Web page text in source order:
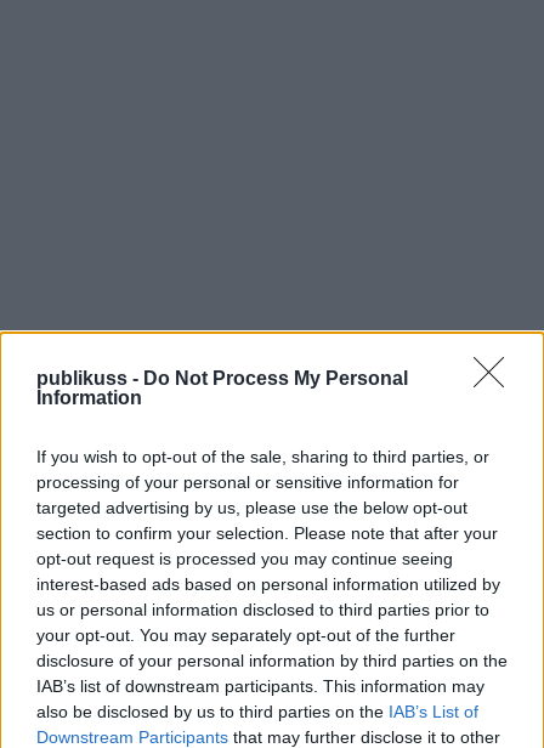
publikuss - Do Not Process My Personal
Information
If you wish to opt-out of the sale, sharing to third parties, or
processing of your personal or sensitive information for
targeted advertising by us, please use the below opt-out
section to confirm your selection. Please note that after your
opt-out request is processed you may continue seeing
interest-based ads based on personal information utilized by
us or personal information disclosed to third parties prior to
your opt-out. You may separately opt-out of the further
disclosure of your personal information by third parties on the
IAB’s list of downstream participants. This information may
also be disclosed by us to third parties on the IAB’s List of
Downstream Participants that may further disclose it to other